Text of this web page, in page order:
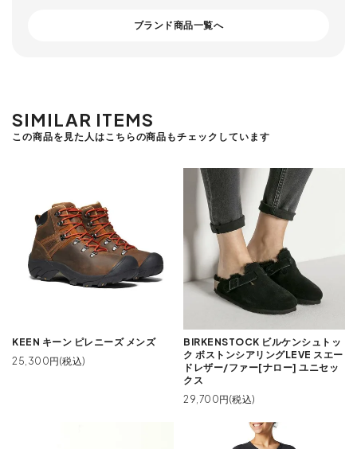
ブランド商品一覧へ
SIMILAR ITEMS
この商品を見た人はこちらの商品もチェックしています
KEEN キーン ピレニーズ メンズ
25,300円(税込)
BIRKENSTOCK ビルケンシュトッ
ク ボストンシアリングLEVE スエー
ドレザー/ファー[ナロー] ユニセッ
クス
29,700円(税込)